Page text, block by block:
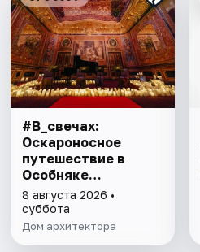
#В_свечах:
Оскароносное
путешествие в
Особняке
Половцова
8 августа 2026 •
суббота
Дом архитектора